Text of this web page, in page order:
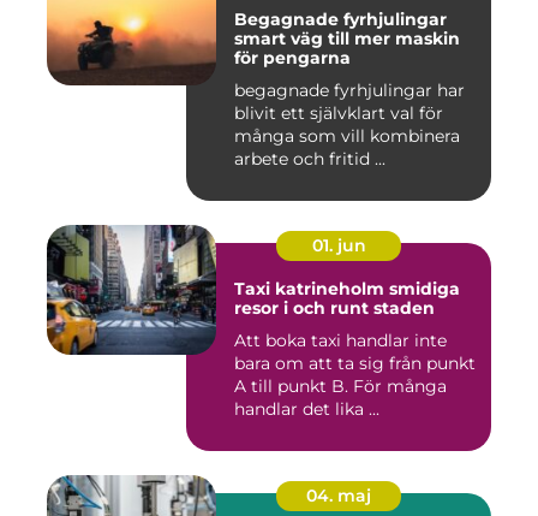
Begagnade fyrhjulingar
smart väg till mer maskin
för pengarna
begagnade fyrhjulingar har
blivit ett självklart val för
många som vill kombinera
arbete och fritid ...
01. jun
Taxi katrineholm smidiga
resor i och runt staden
Att boka taxi handlar inte
bara om att ta sig från punkt
A till punkt B. För många
handlar det lika ...
04. maj